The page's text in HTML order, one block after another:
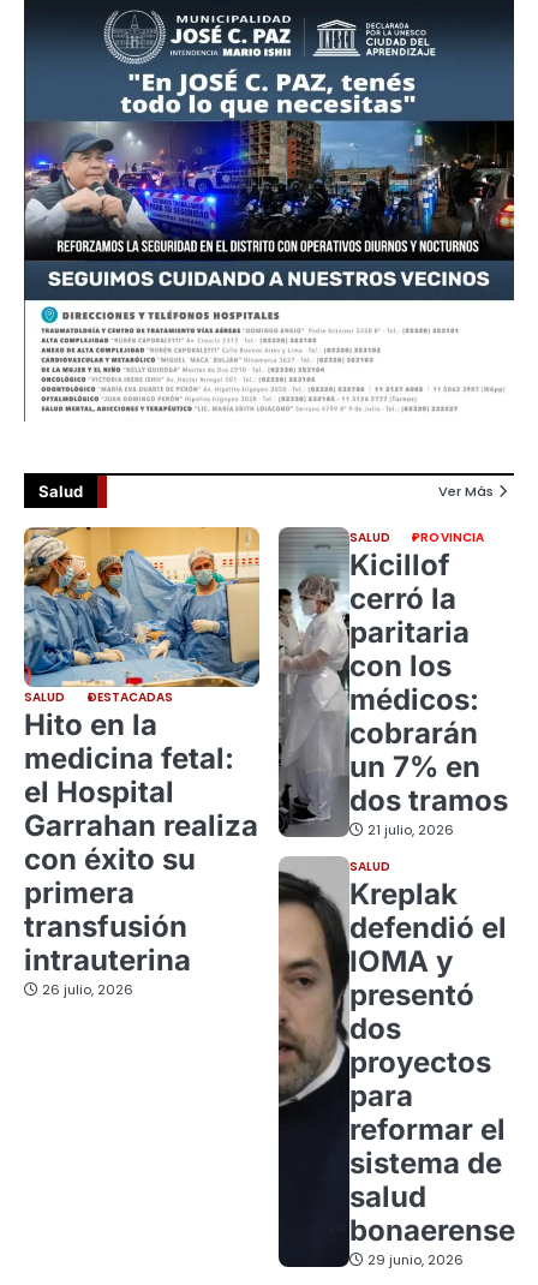
Salud Ver Más
SALUD DESTACADAS
Hito en la
medicina fetal:
el Hospital
Garrahan realiza
con éxito su
primera
transfusión
intrauterina
26 julio, 2026
SALUD PROVINCIA
Kicillof
cerró la
paritaria
con los
médicos:
cobrarán
un 7% en
dos tramos
21 julio, 2026
SALUD
Kreplak
defendió el
IOMA y
presentó
dos
proyectos
para
reformar el
sistema de
salud
bonaerense
29 junio, 2026